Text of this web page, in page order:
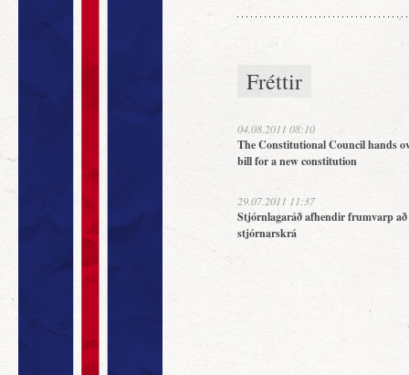
Fréttir
04.08.2011 08:10
The Constitutional Council hands
bill for a new constitution
29.07.2011 11:37
Stjórnlagaráð afhendir frumvarp
stjórnarskrá